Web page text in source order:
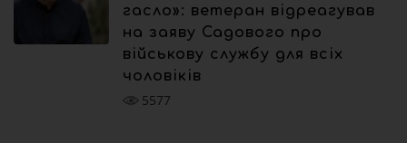
гасло»: ветеран відреагував
на заяву Садового про
військову службу для всіх
чоловіків
5577